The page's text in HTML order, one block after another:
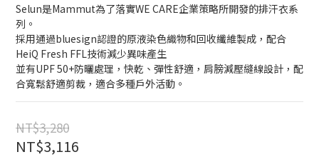
Selun是Mammut為了落實WE CARE企業策略所開發的排汗衣系
列。
採用通過bluesign認證的原液染色織物和回收纖維製成，配合
HeiQ Fresh FFL技術減少異味產生
並有UPF 50+防曬處理，快乾、彈性舒適，肩膀減壓縫線設計，配
合寬鬆舒適剪裁，適合多種戶外活動。
NT$3,280
NT$3,116